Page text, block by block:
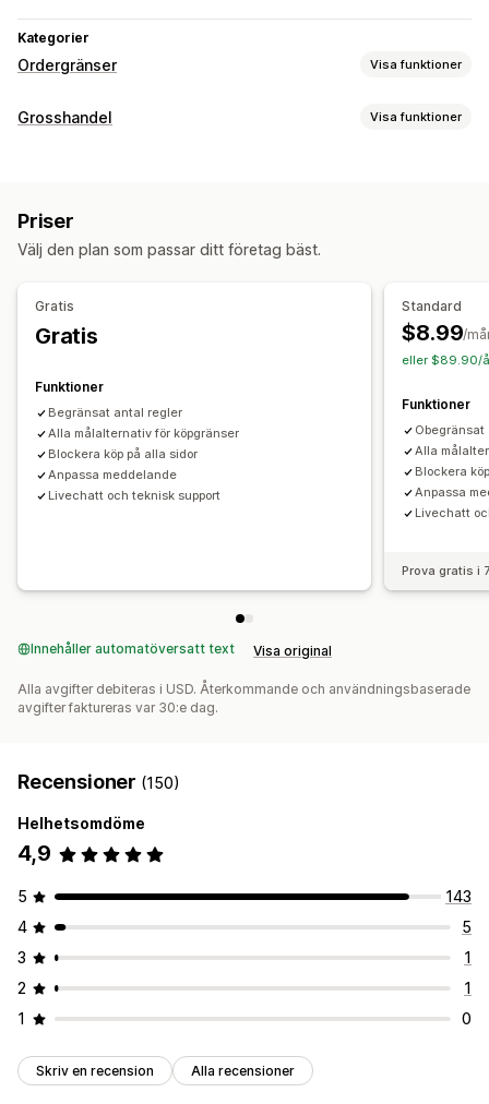
Kategorier
Ordergränser Visa funktioner
Gränsregler
Aviseringsinställningar
Varukorgsaviseringar
Kassaaviseringar
Grosshandel Visa funktioner
Priser
Välj den plan som passar ditt företag bäst.
Gratis
Gratis
Funktioner
Begränsat antal regler
Alla målalternativ för köpgränser
Blockera köp på alla sidor
Anpassa meddelande
Livechatt och teknisk support
Standard
$8.99/
eller $89.90/
Funktioner
Alla
Blockera
Anpassa
Livechatt
Prova gratis i
Innehåller automatöversatt text Visa original
Alla avgifter debiteras i USD. Återkommande och användningsbaserade
avgifter faktureras var 30:e dag.
Recensioner (150)
Helhetsomdöme
4,9
5
143
4
5
3
1
2
1
1
0
Skriv en recension Alla recensioner